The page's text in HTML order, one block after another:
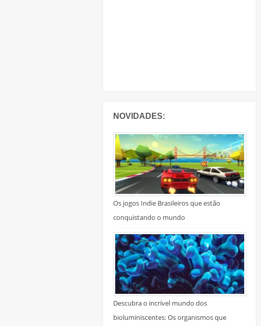
NOVIDADES:
Os jogos Indie Brasileiros que estão
conquistando o mundo
Descubra o incrível mundo dos
bioluminiscentes: Os organismos que